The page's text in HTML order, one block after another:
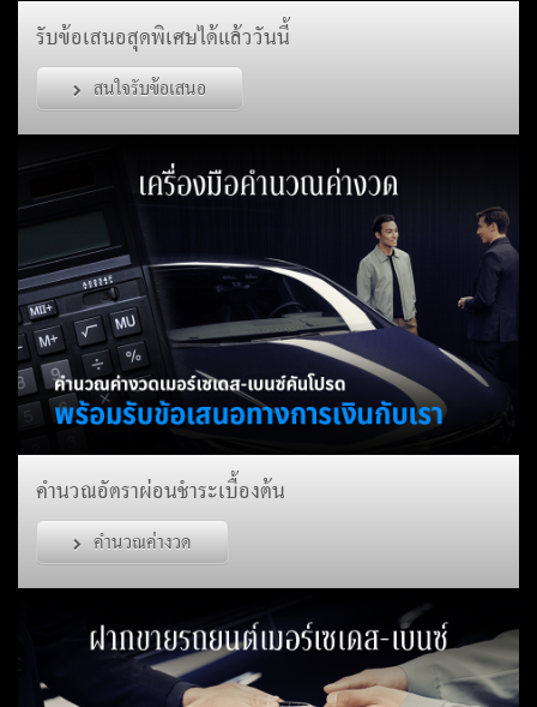
รับข้อเสนอสุดพิเศษได้แล้ววันนี้
สนใจรับข้อเสนอ
คำนวณอัตราผ่อนชำระเบื้องต้น
คำนวณค่างวด